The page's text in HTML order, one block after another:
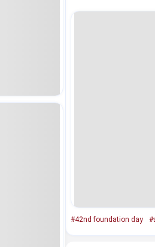
#42nd foundation day